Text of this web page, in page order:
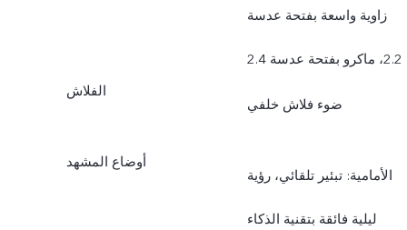
زاوية واسعة بفتحة عدسة
2.2، ماكرو بفتحة عدسة 2.4
الفلاش
ضوء فلاش خلفي
أوضاع المشهد
الأمامية: تبئير تلقائي، رؤية
ليلية فائقة بتقنية الذكاء